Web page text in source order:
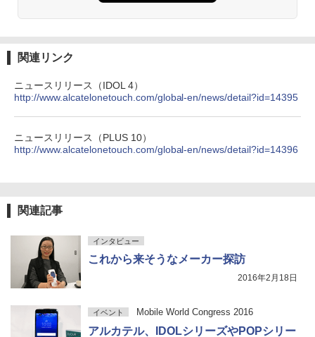
関連リンク
ニュースリリース（IDOL 4）
http://www.alcatelonetouch.com/global-en/news/detail?id=14395
ニュースリリース（PLUS 10）
http://www.alcatelonetouch.com/global-en/news/detail?id=14396
関連記事
インタビュー
これから来そうなメーカー探訪
2016年2月18日
イベント Mobile World Congress 2016
アルカテル、IDOLシリーズやPOPシリー